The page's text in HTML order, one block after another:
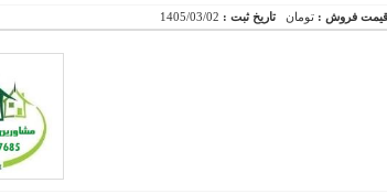
قیمت فروش : تومانتاریخ ثبت : 1405/03/02